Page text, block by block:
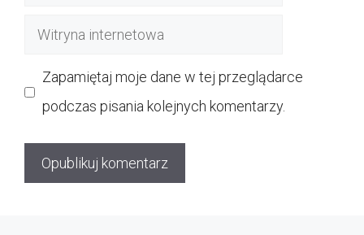
Witryna
Zapamiętaj moje dane w tej przeglądarce
podczas pisania kolejnych komentarzy.